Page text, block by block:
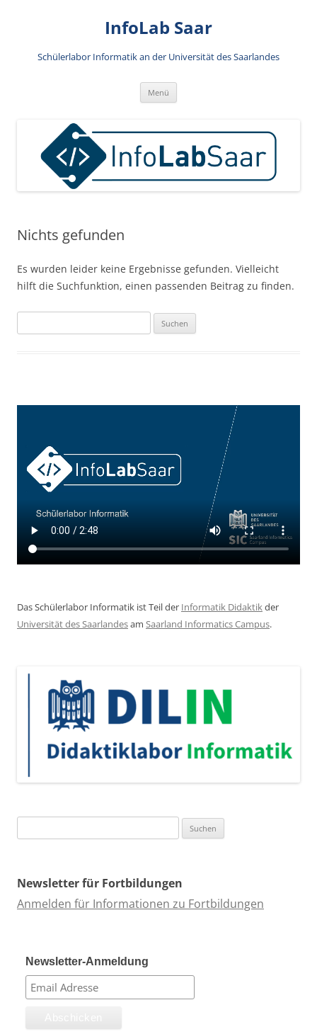
InfoLab Saar
Schülerlabor Informatik an der Universität des Saarlandes
Menü
Nichts gefunden
Es wurden leider keine Ergebnisse gefunden. Vielleicht
hilft die Suchfunktion, einen passenden Beitrag zu finden.
nach:
Das Schülerlabor Informatik ist Teil der Informatik Didaktikder
Universität des Saarlandesam Saarland Informatics Campus.
nach:
Newsletter für Fortbildungen
Anmelden für Informationen zu Fortbildungen
Newsletter-Anmeldung